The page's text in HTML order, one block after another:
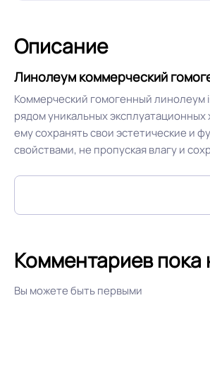
Полы с подогревом (max +27C)
Система примыкания к стенам
Истираемость, не более г/кв.м.
Условия хранения
Описание
Линолеум коммерческий
Коммерческий гомогенный линолеум
рядом уникальных
ему сохранять свои эстетические и
свойствами, не пропуская влагу и
Комментариев пока
Вы можете быть первыми